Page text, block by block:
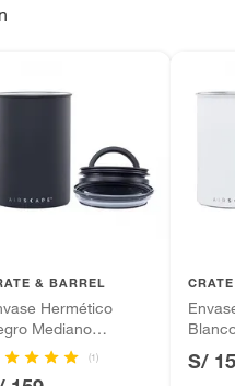
& BARREL
Hermético
Mediano
(1) S/